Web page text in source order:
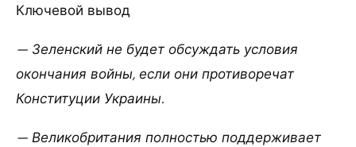
Ключевой вывод
— Зеленский не будет обсуждать условия
окончания войны, если они противоречат
Конституции Украины.
— Великобритания полностью поддерживает